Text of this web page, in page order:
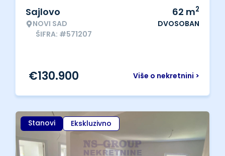
Sajlovo
NOVI SAD
ŠIFRA: #571207
62 m2
DVOSOBAN
Više o nekretnini >
€130.900
Stanovi Ekskluzivno